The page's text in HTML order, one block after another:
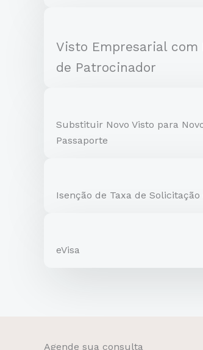
Visto Empresarial com
de Patrocinador
Substituir Novo Visto para
Passaporte
Isenção de Taxa de Solicitação
eVisa
Agende sua consulta